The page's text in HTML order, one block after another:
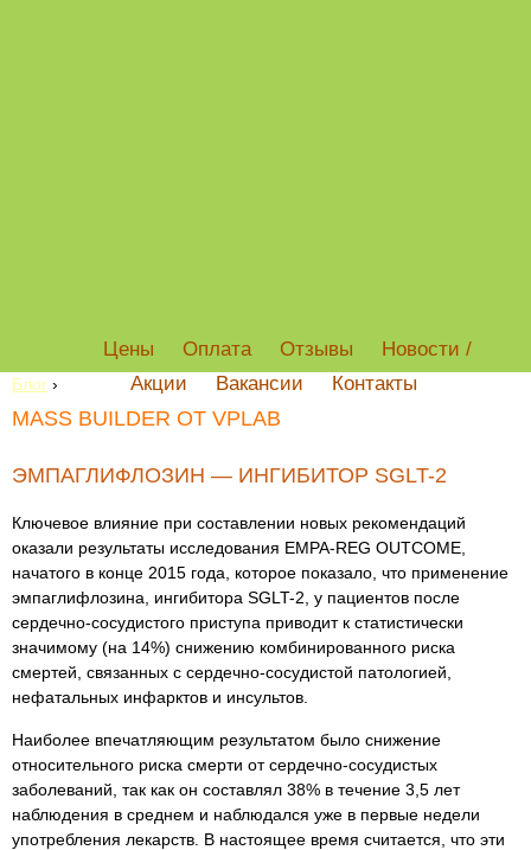
Цены Оплата Отзывы
Новости /
Акции
Вакансии Контакты
Блог ›
MASS BUILDER ОТ VPLAB
ЭМПАГЛИФЛОЗИН — ИНГИБИТОР SGLT-2
Ключевое влияние при составлении новых рекомендаций
оказали результаты исследования EMPA-REG OUTCOME,
начатого в конце 2015 года, которое показало, что применение
эмпаглифлозина, ингибитора SGLT-2, у пациентов после
сердечно-сосудистого приступа приводит к статистически
значимому (на 14%) снижению комбинированного риска
смертей, связанных с сердечно-сосудистой патологией,
нефатальных инфарктов и инсультов.
Наиболее впечатляющим результатом было снижение
относительного риска смерти от сердечно-сосудистых
заболеваний, так как он составлял 38% в течение 3,5 лет
наблюдения в среднем и наблюдался уже в первые недели
употребления лекарств. В настоящее время считается, что эти